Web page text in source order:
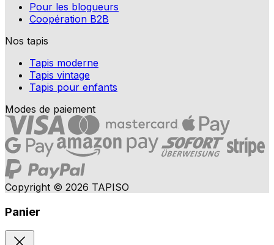
Pour les blogueurs
Coopération B2B
Nos tapis
Tapis moderne
Tapis vintage
Tapis pour enfants
Modes de paiement
Copyright © 2026 TAPISO
Panier